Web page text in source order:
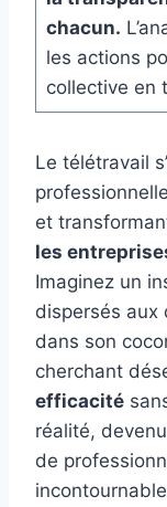
chacun.
les actions
collective en
Le télétravail
et
les
Imaginez un
dispersés aux
dans son
cherchant
efficacité
réalité,
de